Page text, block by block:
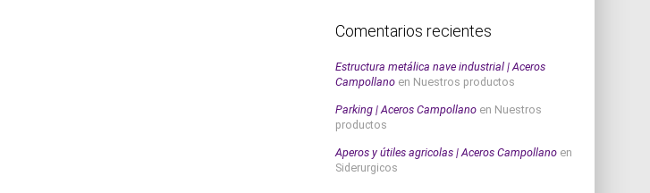
Comentarios recientes
Estructura metálica nave industrial | Aceros
Campollano en Nuestros productos
Parking | Aceros Campollano en Nuestros
productos
Aperos y útiles agricolas | Aceros Campollano en
Siderurgicos